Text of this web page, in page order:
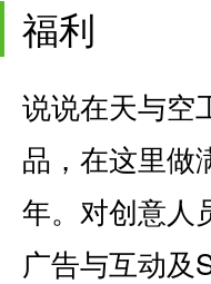
福利
说说在天与空
品，在这里做
年。对创意人
广告与互动及